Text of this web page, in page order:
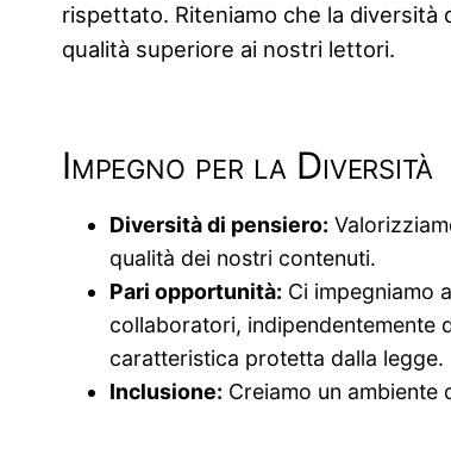
rispettato. Riteniamo che la
qualità superiore ai nostri lettori.
Impegno per la Diversità
Diversità di pensiero:
qualità dei nostri contenuti.
Pari opportunità: Ci impegniamo
collaboratori, indipendentemente
caratteristica protetta dalla legge.
Inclusione: Creiamo un